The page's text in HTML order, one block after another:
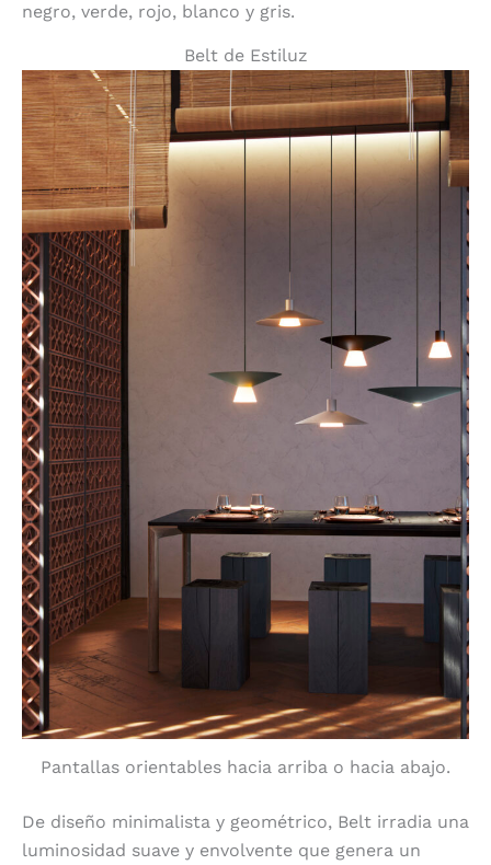
negro, verde, rojo, blanco y gris.
Belt de Estiluz
Pantallas orientables hacia arriba o hacia abajo.
De diseño minimalista y geométrico, Belt irradia una
luminosidad suave y envolvente que genera un